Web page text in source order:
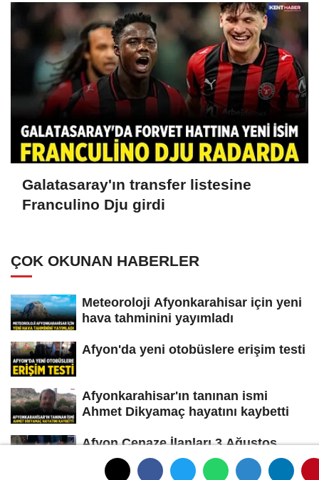
Galatasaray'ın transfer listesine
Franculino Dju girdi
ÇOK OKUNAN HABERLER
Meteoroloji Afyonkarahisar için yeni
hava tahminini yayımladı
Afyon'da yeni otobüslere erişim testi
Afyonkarahisar'ın tanınan ismi
Ahmet Dikyamaç hayatını kaybetti
Afyon Cenaze İlanları 3 Ağustos
2026: Bugün Kimler Vefat Etti?